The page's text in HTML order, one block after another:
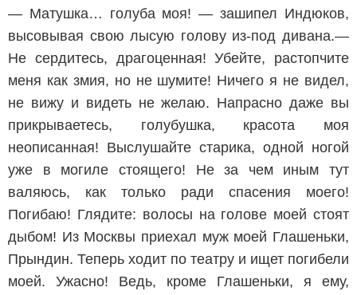
— Матушка… голуба моя! — зашипел Индюков,
высовывая свою лысую голову из-под дивана.—
Не сердитесь, драгоценная! Убейте, растопчите
меня как змия, но не шумите! Ничего я не видел,
не вижу и видеть не желаю. Напрасно даже вы
прикрываетесь, голубушка, красота моя
неописанная! Выслушайте старика, одной ногой
уже в могиле стоящего! Не за чем иным тут
валяюсь, как только ради спасения моего!
Погибаю! Глядите: волосы на голове моей стоят
дыбом! Из Москвы приехал муж моей Глашеньки,
Прындин. Теперь ходит по театру и ищет погибели
моей. Ужасно! Ведь, кроме Глашеньки, я ему,